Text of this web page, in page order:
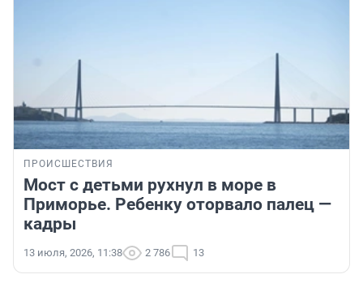
ПРОИСШЕСТВИЯ
Мост с детьми рухнул в море в
Приморье. Ребенку оторвало палец —
кадры
13 июля, 2026, 11:38 2 786 13